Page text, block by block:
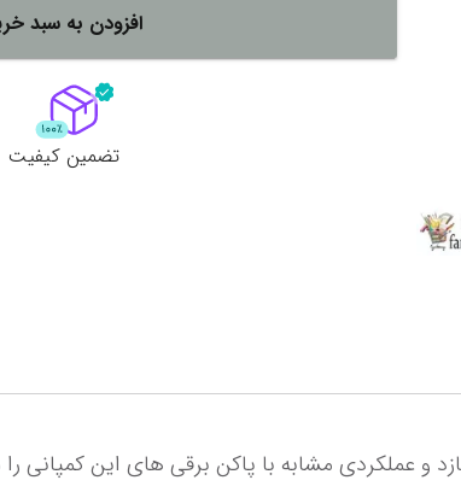
افزودن به سبد
تضمین کیفیت